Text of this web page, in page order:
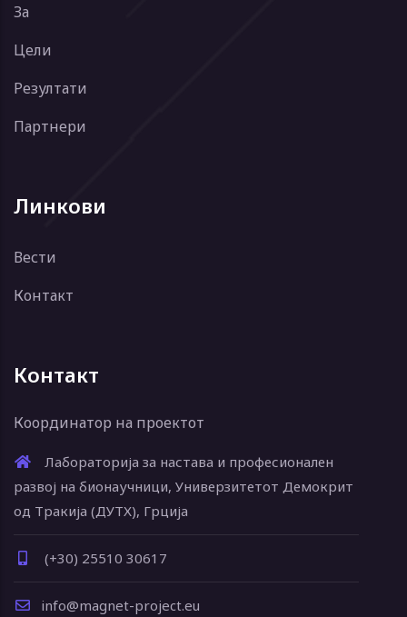
За
Цели
Резултати
Партнери
Линкови
Вести
Контакт
Контакт
Координатор на проектот
Лабораторија за настава и професионален
развој на бионаучници, Универзитетот Демокрит
од Тракија (ДУТХ), Грција
(+30) 25510 30617
info@magnet-project.eu